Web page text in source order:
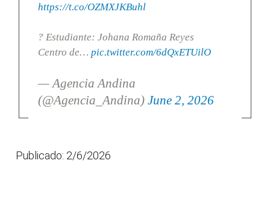
https://t.co/OZMXJKBuhl
? Estudiante: Johana Romaña Reyes
Centro de… pic.twitter.com/6dQxETUilO
— Agencia Andina
(@Agencia_Andina) June 2, 2026
Publicado: 2/6/2026